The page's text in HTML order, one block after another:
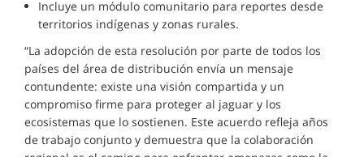
Incluye un módulo comunitario para reportes desde
territorios indígenas y zonas rurales.
“La adopción de esta resolución por parte de todos los
países del área de distribución envía un mensaje
contundente: existe una visión compartida y un
compromiso firme para proteger al jaguar y los
ecosistemas que lo sostienen. Este acuerdo refleja años
de trabajo conjunto y demuestra que la colaboración